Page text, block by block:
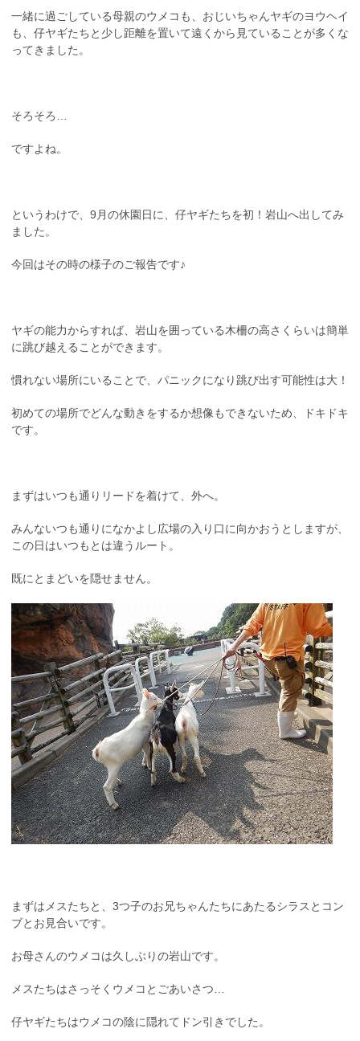
一緒に過ごしている母親のウメコも、おじいちゃんヤギのヨウヘイ
も、仔ヤギたちと少し距離を置いて遠くから見ていることが多くな
ってきました。
そろそろ…
ですよね。
というわけで、9月の休園日に、仔ヤギたちを初！岩山へ出してみ
ました。
今回はその時の様子のご報告です♪
ヤギの能力からすれば、岩山を囲っている木柵の高さくらいは簡単
に跳び越えることができます。
慣れない場所にいることで、パニックになり跳び出す可能性は大！
初めての場所でどんな動きをするか想像もできないため、ドキドキ
です。
まずはいつも通りリードを着けて、外へ。
みんないつも通りになかよし広場の入り口に向かおうとしますが、
この日はいつもとは違うルート。
既にとまどいを隠せません。
まずはメスたちと、3つ子のお兄ちゃんたちにあたるシラスとコン
ブとお見合いです。
お母さんのウメコは久しぶりの岩山です。
メスたちはさっそくウメコとごあいさつ…
仔ヤギたちはウメコの陰に隠れてドン引きでした。